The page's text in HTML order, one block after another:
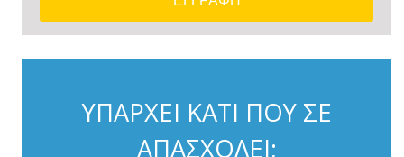
ΥΠΑΡΧΕΙ ΚΑΤΙ ΠΟΥ ΣΕ
ΑΠΑΣΧΟΛΕΙ;